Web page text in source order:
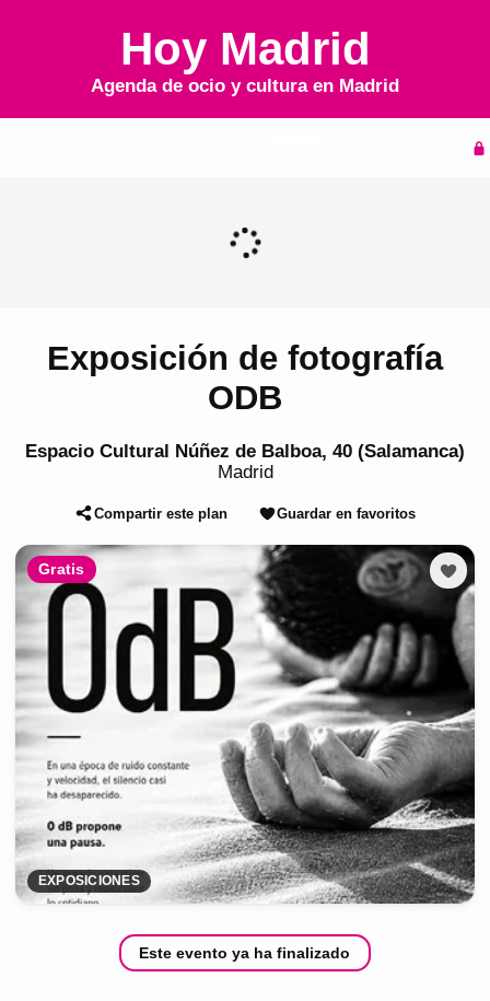
Hoy Madrid
Agenda de ocio y cultura en Madrid
Exposición de fotografía
ODB
Espacio Cultural Núñez de Balboa, 40 (Salamanca)
Madrid
Compartir este plan Guardar en favoritos
Gratis
EXPOSICIONES
Este evento ya ha finalizado